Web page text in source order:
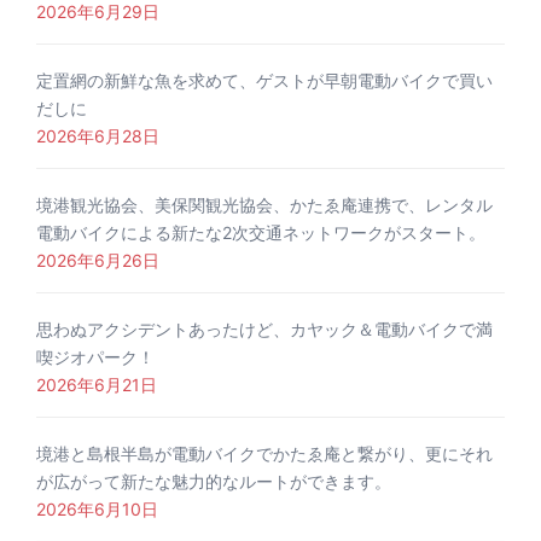
2026年6月29日
定置網の新鮮な魚を求めて、ゲストが早朝電動バイクで買い
だしに
2026年6月28日
境港観光協会、美保関観光協会、かたゑ庵連携で、レンタル
電動バイクによる新たな2次交通ネットワークがスタート。
2026年6月26日
思わぬアクシデントあったけど、カヤック＆電動バイクで満
喫ジオパーク！
2026年6月21日
境港と島根半島が電動バイクでかたゑ庵と繋がり、更にそれ
が広がって新たな魅力的なルートができます。
2026年6月10日